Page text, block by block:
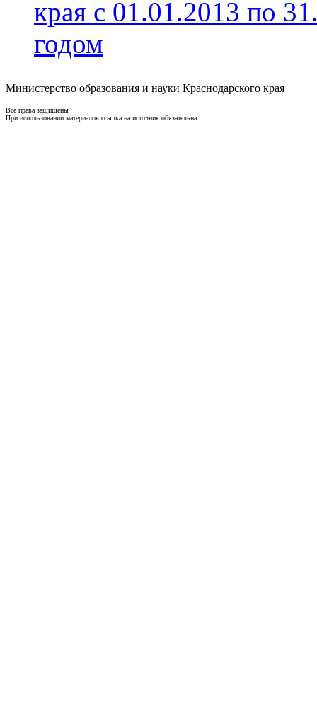
края с 01.01.2013 по
годом
Министерство образования и науки Краснодарского края
Все права защищены
При использовании материалов ссылка на источник обязательна